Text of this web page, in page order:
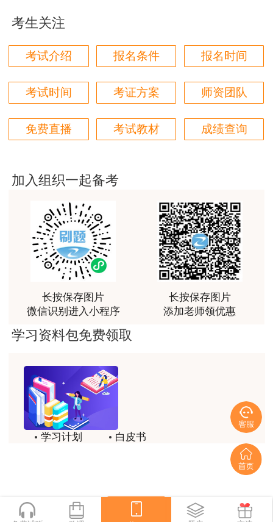
用户m9****66
对本次课程购买的老师的服务态度非常满意。希望我
们网站教学质量越来越高。祝大家都取得满意的结
用户m5****66
3位老师，讲的都非常的好，
用户m5****66
用户m9****88
建设工程教育网很给力，课程逻辑清晰，老师讲解通
俗易懂，重点突出，模拟题质量高，押题卷压中的知
识点很多，尤其是实务简答题秘籍压中将近70%的小
问，让小白学员也能一次过四门，十分给力，值得推
荐[强][强]
感谢教育网的多年支持与培养。
用户m9****66
用户m9****66
老师讲课认真负责，要点突出；我考试通过了。
用户ch****15
达老师的课程讲的非常好
用户s****02
考生关注
考试介绍 报名条件 报名时间
考试时间 考证方案 师资团队
免费直播 考试教材 成绩查询
加入组织一起备考
长按保存图片
微信识别进入小程序
长按保存图片
添加老师领优惠
学习资料包免费领取
学习计划
白皮书